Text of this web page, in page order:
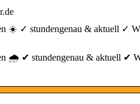
☀️ ✓ stundengenau & aktuell ✓
🌧️ ✔ stundengenau & aktuell ✔